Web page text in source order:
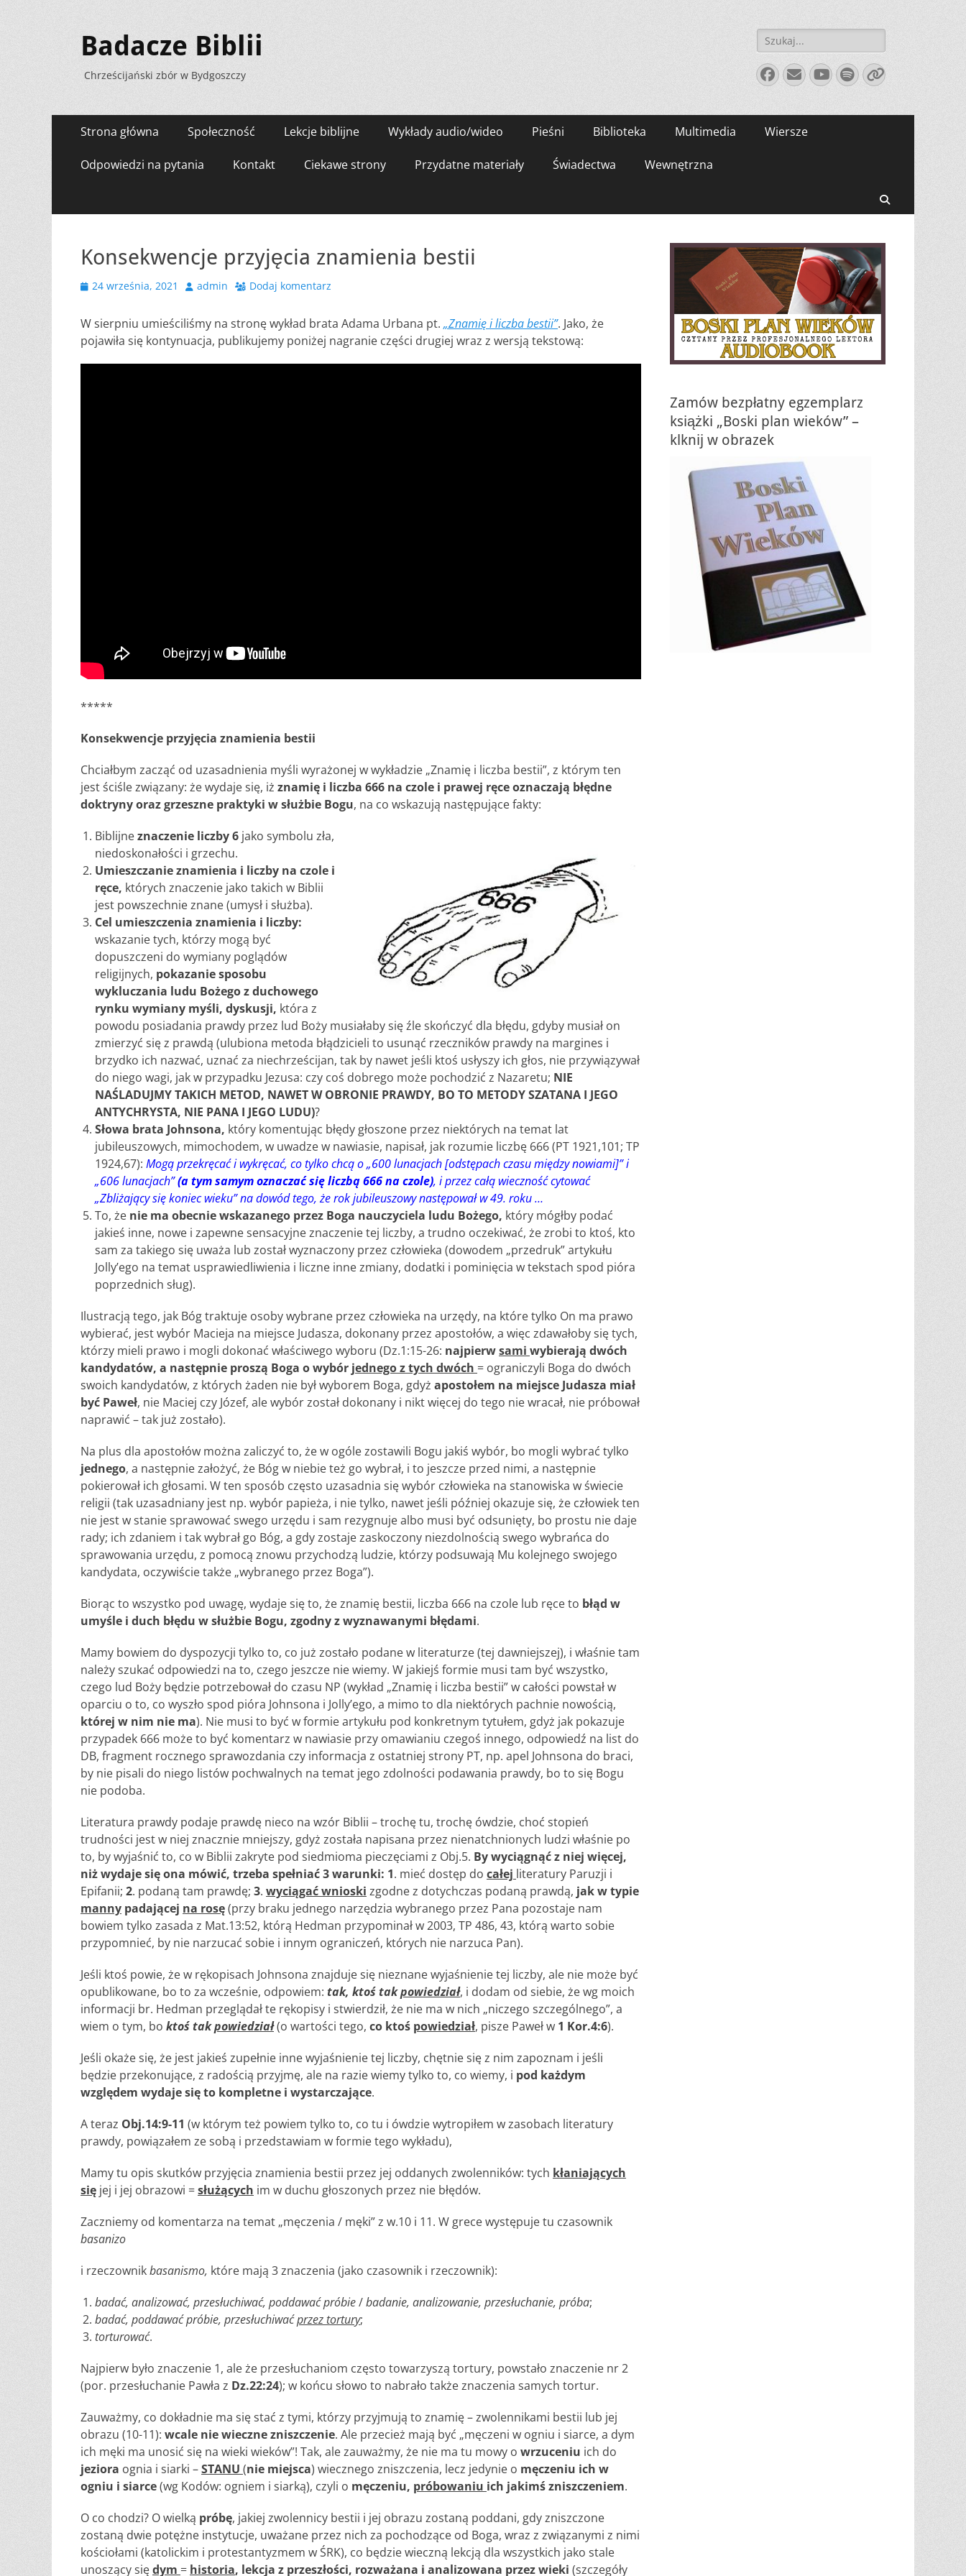
Badacze Biblii
Chrześcijański zbór w Bydgoszczy
Szukaj:
Facebook
E-
mail
YouTube
Spotify
Link
Menu
zawartości
Strona główna Społeczność Lekcje biblijne Wykłady audio/wideo Pieśni Biblioteka Multimedia Wiersze
Odpowiedzi na pytania Kontakt Ciekawe strony Przydatne materiały Świadectwa Wewnętrzna
Konsekwencje przyjęcia znamienia bestii
Opublikowano
24 września, 2021 Autoradmin Dodaj komentarz
W sierpniu umieściliśmy na stronę wykład brata Adama Urbana pt. „Znamię i liczba bestii”. Jako, że
pojawiła się kontynuacja, publikujemy poniżej nagranie części drugiej wraz z wersją tekstową:
*****
Konsekwencje przyjęcia znamienia bestii
Chciałbym zacząć od uzasadnienia myśli wyrażonej w wykładzie „Znamię i liczba bestii”, z którym ten
jest ściśle związany: że wydaje się, iż znamię i liczba 666 na czole i prawej ręce oznaczają błędne
doktryny oraz grzeszne praktyki w służbie Bogu, na co wskazują następujące fakty:
Biblijneznaczenie liczby 6 jako symbolu zła,
niedoskonałości i grzechu.
Umieszczanie znamienia i liczby na czole i
ręce, których znaczenie jako takich w Biblii
jest powszechnie znane (umysł i służba).
Cel umieszczenia znamienia i liczby:
wskazanie tych, którzy mogą być
dopuszczeni do wymiany poglądów
religijnych, pokazanie sposobu
wykluczania ludu Bożego z duchowego
rynku wymiany myśli, dyskusji, która z
powodu posiadania prawdy przez lud Boży musiałaby się źle skończyć dla błędu, gdyby musiał on
zmierzyć się z prawdą (ulubiona metoda błądzicieli to usunąć rzeczników prawdy na margines i
brzydko ich nazwać, uznać za niechrześcijan, tak by nawet jeśli ktoś usłyszy ich głos, nie przywiązywał
do niego wagi, jak w przypadku Jezusa: czy coś dobrego może pochodzić z Nazaretu; NIE
NAŚLADUJMY TAKICH METOD, NAWET W OBRONIE PRAWDY, BO TO METODY SZATANA I JEGO
ANTYCHRYSTA, NIE PANA I JEGO LUDU)?
Słowa brata Johnsona, który komentując błędy głoszone przez niektórych na temat lat
jubileuszowych, mimochodem, w uwadze w nawiasie, napisał, jak rozumie liczbę 666 (PT 1921,101; TP
1924,67): Mogą przekręcać i wykręcać, co tylko chcą o „600 lunacjach [odstępach czasu między nowiami]” i
„606 lunacjach”(a tym samym oznaczać się liczbą 666 na czole), i przez całą wieczność cytować
„Zbliżający się koniec wieku” na dowód tego, że rok jubileuszowy następował w 49. roku …
To, że nie ma obecnie wskazanego przez Boga nauczyciela ludu Bożego, który mógłby podać
jakieś inne, nowe i zapewne sensacyjne znaczenie tej liczby, a trudno oczekiwać, że zrobi to ktoś, kto
sam za takiego się uważa lub został wyznaczony przez człowieka (dowodem „przedruk” artykułu
Jolly’ego na temat usprawiedliwienia i liczne inne zmiany, dodatki i pominięcia w tekstach spod pióra
poprzednich sług).
Ilustracją tego, jak Bóg traktuje osoby wybrane przez człowieka na urzędy, na które tylko On ma prawo
wybierać, jest wybór Macieja na miejsce Judasza, dokonany przez apostołów, a więc zdawałoby się tych,
którzy mieli prawo i mogli dokonać właściwego wyboru (Dz.1:15-26: najpierwsami wybierają dwóch
kandydatów, a następnie proszą Boga o wybór jednego z tych dwóch = ograniczyli Boga do dwóch
swoich kandydatów, z których żaden nie był wyborem Boga, gdyż apostołem na miejsce Judasza miał
być Paweł, nie Maciej czy Józef, ale wybór został dokonany i nikt więcej do tego nie wracał, nie próbował
naprawić – tak już zostało).
Na plus dla apostołów można zaliczyć to, że w ogóle zostawili Bogu jakiś wybór, bo mogli wybrać tylko
jednego, a następnie założyć, że Bóg w niebie też go wybrał, i to jeszcze przed nimi, a następnie
pokierował ich głosami. W ten sposób często uzasadnia się wybór człowieka na stanowiska w świecie
religii (tak uzasadniany jest np. wybór papieża, i nie tylko, nawet jeśli później okazuje się, że człowiek ten
nie jest w stanie sprawować swego urzędu i sam rezygnuje albo musi być odsunięty, bo prostu nie daje
rady; ich zdaniem i tak wybrał go Bóg, a gdy zostaje zaskoczony niezdolnością swego wybrańca do
sprawowania urzędu, z pomocą znowu przychodzą ludzie, którzy podsuwają Mu kolejnego swojego
kandydata, oczywiście także „wybranego przez Boga”).
Biorąc to wszystko pod uwagę, wydaje się to, że znamię bestii, liczba 666 na czole lub ręce to błąd w
umyśle i duch błędu w służbie Bogu, zgodny z wyznawanymi błędami.
Mamy bowiem do dyspozycji tylko to, co już zostało podane w literaturze (tej dawniejszej), i właśnie tam
należy szukać odpowiedzi na to, czego jeszcze nie wiemy. W jakiejś formie musi tam być wszystko,
czego lud Boży będzie potrzebował do czasu NP (wykład „Znamię i liczba bestii” w całości powstał w
oparciu o to, co wyszło spod pióra Johnsona i Jolly’ego, a mimo to dla niektórych pachnie nowością,
której w nim nie ma). Nie musi to być w formie artykułu pod konkretnym tytułem, gdyż jak pokazuje
przypadek 666 może to być komentarz w nawiasie przy omawianiu czegoś innego, odpowiedź na list do
DB, fragment rocznego sprawozdania czy informacja z ostatniej strony PT, np. apel Johnsona do braci,
by nie pisali do niego listów pochwalnych na temat jego zdolności podawania prawdy, bo to się Bogu
nie podoba.
Literatura prawdy podaje prawdę nieco na wzór Biblii – trochę tu, trochę ówdzie, choć stopień
trudności jest w niej znacznie mniejszy, gdyż została napisana przez nienatchnionych ludzi właśnie po
to, by wyjaśnić to, co w Biblii zakryte pod siedmioma pieczęciami z Obj.5. By wyciągnąć z niej więcej,
niż wydaje się ona mówić, trzeba spełniać 3 warunki: 1. mieć dostęp do całej literatury Paruzji i
Epifanii; 2. podaną tam prawdę; 3. wyciągać wnioski zgodne z dotychczas podaną prawdą, jak w typie
manny padającej na rosę(przy braku jednego narzędzia wybranego przez Pana pozostaje nam
bowiem tylko zasada z Mat.13:52, którą Hedman przypominał w 2003, TP 486, 43, którą warto sobie
przypomnieć, by nie narzucać sobie i innym ograniczeń, których nie narzuca Pan).
Jeśli ktoś powie, że w rękopisach Johnsona znajduje się nieznane wyjaśnienie tej liczby, ale nie może być
opublikowane, bo to za wcześnie, odpowiem: tak, ktoś takpowiedział, i dodam od siebie, że wg moich
informacji br. Hedman przeglądał te rękopisy i stwierdził, że nie ma w nich „niczego szczególnego”, a
wiem o tym, bo ktoś takpowiedział(o wartości tego, co ktoś powiedział, pisze Paweł w 1 Kor.4:6).
Jeśli okaże się, że jest jakieś zupełnie inne wyjaśnienie tej liczby, chętnie się z nim zapoznam i jeśli
będzie przekonujące, z radością przyjmę, ale na razie wiemy tylko to, co wiemy, i pod każdym
względem wydaje się to kompletne i wystarczające.
A teraz Obj.14:9-11 (w którym też powiem tylko to, co tu i ówdzie wytropiłem w zasobach literatury
prawdy, powiązałem ze sobą i przedstawiam w formie tego wykładu),
Mamy tu opis skutków przyjęcia znamienia bestii przez jej oddanych zwolenników: tych kłaniających
się jej i jej obrazowi =służących im w duchu głoszonych przez nie błędów.
Zaczniemy od komentarza na temat „męczenia / męki” z w.10 i 11. W grece występuje tu czasownik
basanizo
i rzeczownikbasanismo, które mają 3 znaczenia (jako czasownik i rzeczownik):
badać, analizować, przesłuchiwać, poddawać próbie/badanie, analizowanie, przesłuchanie, próba;
badać, poddawać próbie, przesłuchiwaćprzez tortury;
torturować.
Najpierw było znaczenie 1, ale że przesłuchaniom często towarzyszą tortury, powstało znaczenie nr 2
(por. przesłuchanie Pawła z Dz.22:24); w końcu słowo to nabrało także znaczenia samych tortur.
Zauważmy, co dokładnie ma się stać z tymi, którzy przyjmują to znamię – zwolennikami bestii lub jej
obrazu (10-11): wcale nie wieczne zniszczenie. Ale przecież mają być „męczeni w ogniu i siarce, a dym
ich męki ma unosić się na wieki wieków”! Tak, ale zauważmy, że nie ma tu mowy o wrzuceniu ich do
jeziora ognia i siarki –STANU (nie miejsca) wiecznego zniszczenia, lecz jedynie o męczeniu ich w
ogniu i siarce(wg Kodów: ogniem i siarką), czyli o męczeniu, próbowaniu ich jakimś zniszczeniem.
O co chodzi? O wielką próbę, jakiej zwolennicy bestii i jej obrazu zostaną poddani, gdy zniszczone
zostaną dwie potężne instytucje, uważane przez nich za pochodzące od Boga, wraz z związanymi z nimi
kościołami (katolickim i protestantyzmem w ŚRK), co będzie wieczną lekcją dla wszystkich jako stale
unoszący siędym = historia, lekcja z przeszłości, rozważana i analizowana przez wieki (szczegóły
Zamów bezpłatny egzemplarz
książki „Boski plan wieków” –
klknij w obrazek